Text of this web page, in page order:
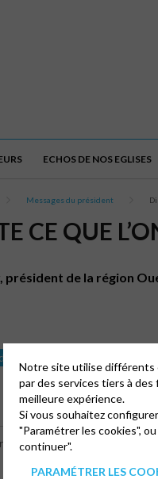
ECHOS DE NOS EGLISES
Messages du président
CE QUE
de la région
les cookies de type
2023
Notre site utilise différents
par des services tiers à
meilleure expérience.
Si vous souhaitez
"Paramétrer les cookies",
continuer".
PARAMÉTRER LES